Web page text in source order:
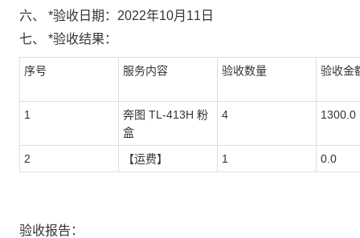
六、 *验收日期： 2022年10月11日
七、 *验收结果：
序号 服务内容 验收数量 验收金
1
奔图 TL-413H 粉
盒
4 1300.0
2 【运费】 1 0.0
验收报告：